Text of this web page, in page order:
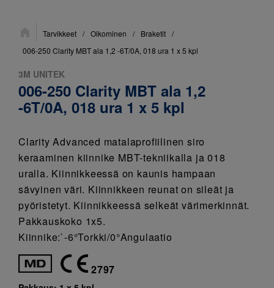
Sijainti:Tarvikkeet / Oikominen / Braketit /
006-250 Clarity MBT ala 1,2 -6T/0A, 018 ura 1 x 5 kpl
3M UNITEK
006-250 Clarity MBT ala 1,2
-6T/0A, 018 ura 1 x 5 kpl
Clarity Advanced matalaprofiilinen siro
keraaminen kiinnike MBT-tekniikalla ja 018
uralla. Kiinnikkeessä on kaunis hampaan
sävyinen väri. Kiinnikkeen reunat on sileät ja
pyöristetyt. Kiinnikkeessä selkeät värimerkinnät.
Pakkauskoko 1x5.
Kiinnike:`-6°Torkki/0°Angulaatio
2797